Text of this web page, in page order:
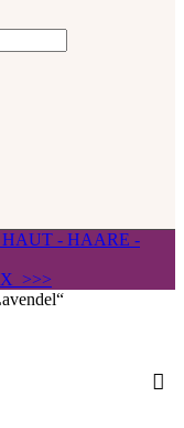
HAUT - HAARE -
>>>